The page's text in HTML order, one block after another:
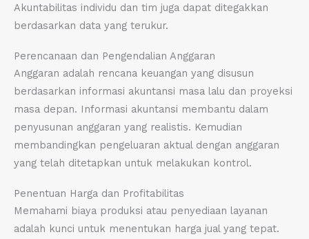
Akuntabilitas individu dan tim juga dapat ditegakkan
berdasarkan data yang terukur.
Perencanaan dan Pengendalian Anggaran
Anggaran adalah rencana keuangan yang disusun
berdasarkan informasi akuntansi masa lalu dan proyeksi
masa depan. Informasi akuntansi membantu dalam
penyusunan anggaran yang realistis. Kemudian
membandingkan pengeluaran aktual dengan anggaran
yang telah ditetapkan untuk melakukan kontrol.
Penentuan Harga dan Profitabilitas
Memahami biaya produksi atau penyediaan layanan
adalah kunci untuk menentukan harga jual yang tepat.